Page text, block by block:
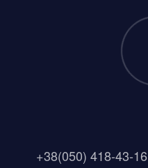
+38(050) 418-43-16